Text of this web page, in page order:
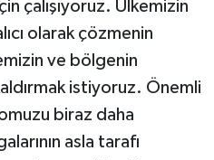
çalışıyoruz. Ülkemizin
olarak çözmenin
ve bölgenin
istiyoruz. Önemli
biraz daha
asla tarafı